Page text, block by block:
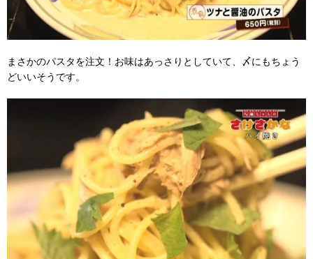
まさかのパスタを注文！お味はあっさりとしていて、〆にもちょう
どいいそうです。